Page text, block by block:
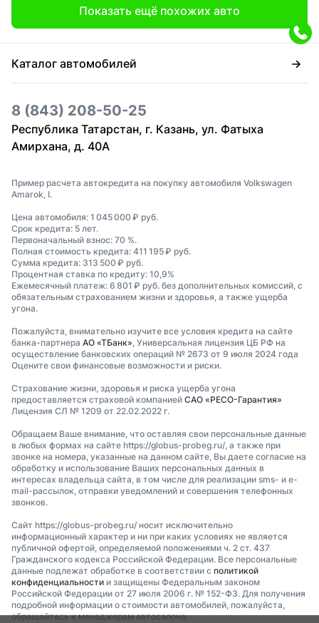
Показать ещё похожих авто
Каталог автомобилей
8 (843) 208-50-25
Республика Татарстан, г. Казань, ул. Фатыха
Амирхана, д. 40А
Пример расчета автокредита на покупку автомобиля Volkswagen
Amarok, I.
Цена автомобиля: 1 045 000 ₽ руб.
Срок кредита: 5 лет.
Первоначальный взнос: 70 %.
Полная стоимость кредита: 411 195 ₽ руб.
Сумма кредита: 313 500 ₽ руб.
Процентная ставка по кредиту: 10,9%
Ежемесячный платеж: 6 801 ₽ руб. без дополнительных комиссий, с
обязательным страхованием жизни и здоровья, а также ущерба
угона.
Пожалуйста, внимательно изучите все условия кредита на сайте
банка-партнера АО «ТБанк», Универсальная лицензия ЦБ РФ на
осуществление банковских операций № 2673 от 9 июля 2024 года
Оцените свои финансовые возможности и риски.
Страхование жизни, здоровья и риска ущерба угона
предоставляется страховой компанией САО «РЕСО-Гарантия»
Лицензия СЛ № 1209 от 22.02.2022 г.
Обращаем Ваше внимание, что оставляя свои персональные данные
в любых формах на сайте https://globus-probeg.ru/, а также при
звонке на номера, указанные на данном сайте, Вы даете согласие на
обработку и использование Ваших персональных данных в
интересах владельца сайта, в том числе для реализации sms- и e-
mail-рассылок, отправки уведомлений и совершения телефонных
звонков.
Сайт https://globus-probeg.ru/ носит исключительно
информационный характер и ни при каких условиях не является
публичной офертой, определяемой положениями ч. 2 ст. 437
Гражданского кодекса Российской Федерации. Все персональные
данные подлежат обработке в соответствии с политикой
конфиденциальности и защищены Федеральным законом
Российской Федерации от 27 июля 2006 г. № 152-ФЗ. Для получения
подробной информации о стоимости автомобилей, пожалуйста,
обращайтесь к менеджерам автосалона.